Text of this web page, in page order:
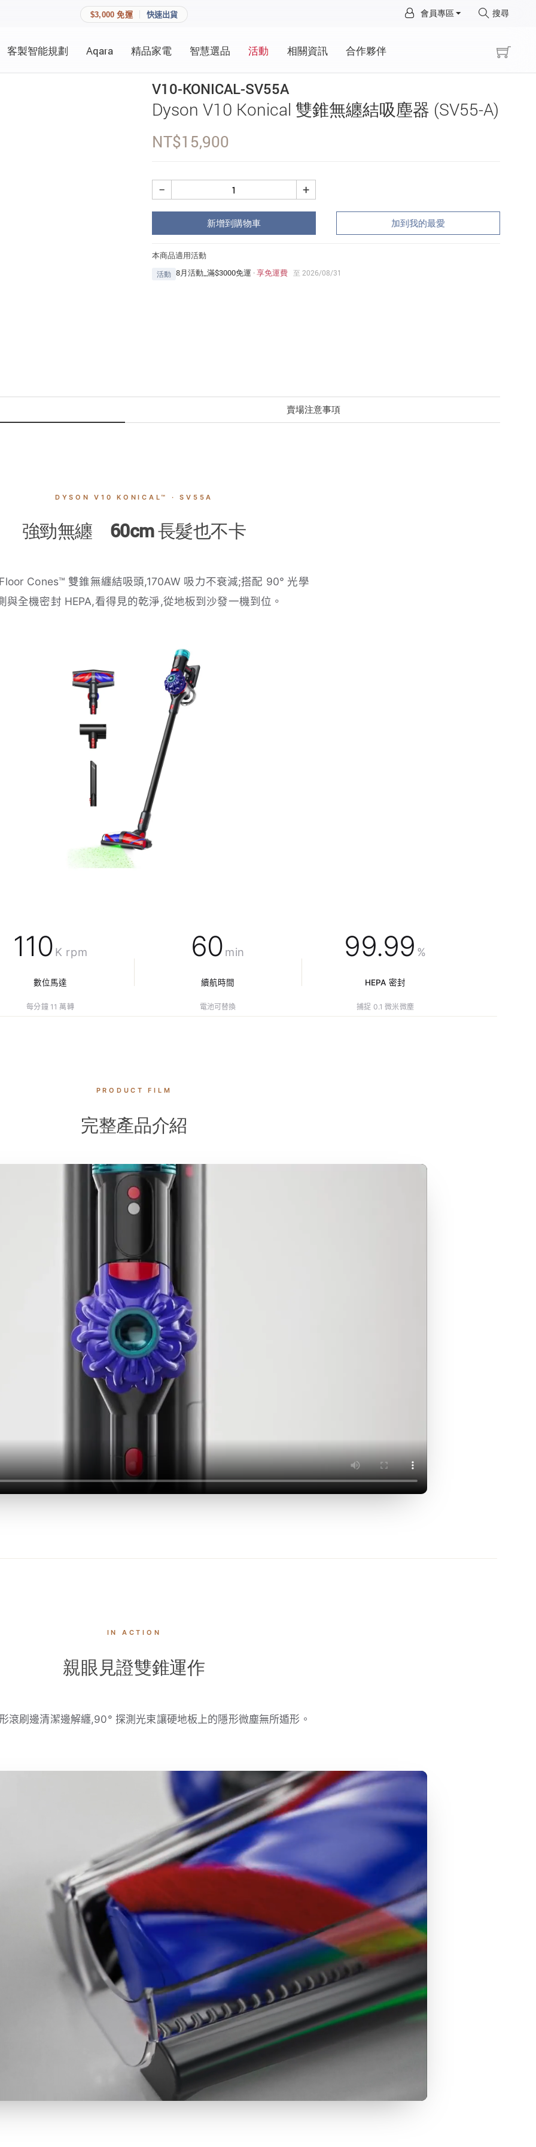
$3,000 免運 快速出貨 會員專區 搜尋
客製智能規劃 Aqara 精品家電 智慧選品 活動 相關資訊 合作夥伴
V10-KONICAL-SV55A
Dyson V10 Konical 雙錐無纏結吸塵器 (SV55-A)
NT$15,900
+
−
新增到購物車 加到我的最愛
本商品適用活動
活動 8月活動_滿$3000免運 ·享免運費 至 2026/08/31
賣場注意事項
DYSON V10 KONICAL™ · SV55A
強勁無纏 60cm 長髮也不卡
Cones™ 雙錐無纏結吸頭,170AW 吸力不衰減;搭配 90° 光學
與全機密封 HEPA,看得見的乾淨,從地板到沙發一機到位。
110 K rpm
數位馬達
每分鐘 11 萬轉
60 min
續航時間
電池可替換
99.99 %
HEPA 密封
捕捉 0.1 微米微塵
PRODUCT FILM
完整產品介紹
IN ACTION
親眼見證雙錐運作
滾刷邊清潔邊解纏,90° 探測光束讓硬地板上的隱形微塵無所遁形。
×
查看我的最愛